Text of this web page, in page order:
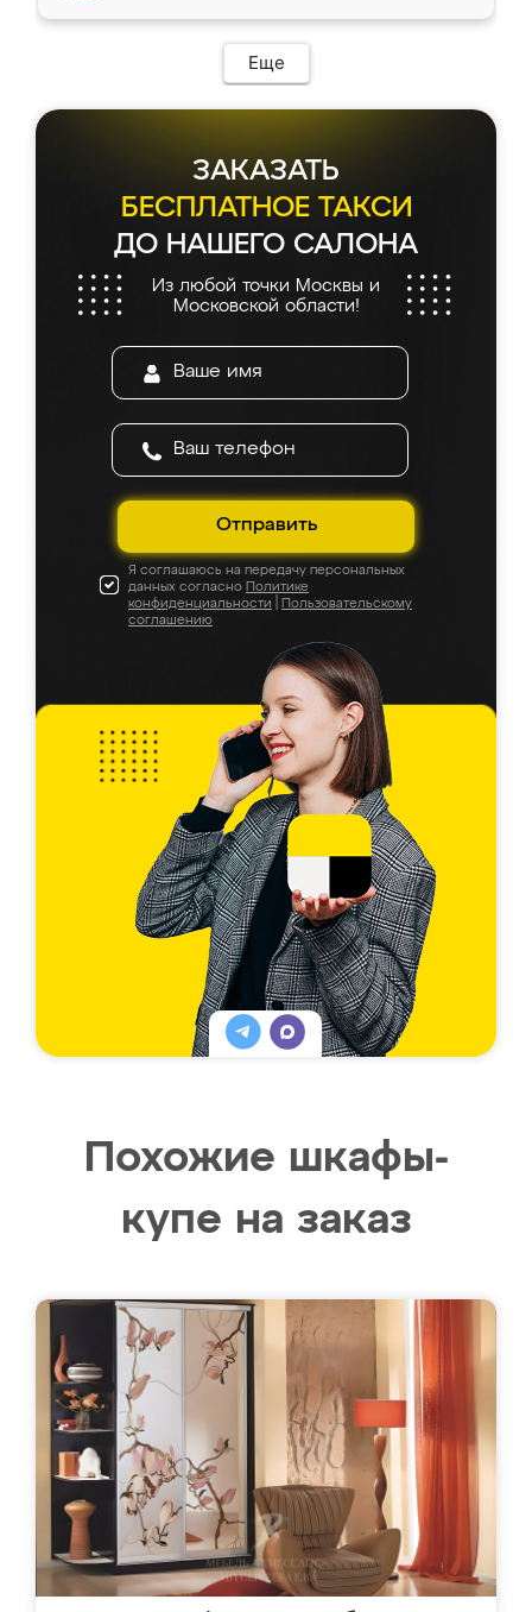
Еще
ЗАКАЗАТЬ
БЕСПЛАТНОЕ ТАКСИ
ДО НАШЕГО САЛОНА
Из любой точки Москвы и
Московской области!
Отправить
Я соглашаюсь на передачу персональных
данных согласно Политике
конфиденциальности
Пользовательскому
соглашению
Похожие шкафы-
купе на заказ